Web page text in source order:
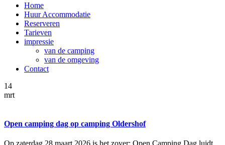
Home
Huur Accommodatie
Reserveren
Tarieven
impressie
van de camping
van de omgeving
Contact
14
mrt
Open camping dag op camping Oldershof